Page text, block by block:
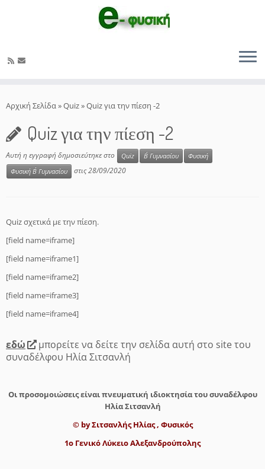
στο
Αρχική Σελίδα»Quiz»Quiz για την πίεση -2
Quiz για την πίεση -2
Αυτή η εγγραφή δημοσιεύτηκε στο Quiz Β΄ Γυμνασίου
Φυσική
Φυσική Β΄ Γυμνασίου
στις28/09/2020
Quiz σχετικά με την πίεση.
[field name=iframe]
[field name=iframe1]
[field name=iframe2]
[field name=iframe3]
[field name=iframe4]
εδώ
μπορείτε να δείτε την σελίδα αυτή στο site του
συναδέλφου Ηλία Σιτσανλή
Οι προσομοιώσεις είναι πνευματική ιδιοκτησία του συναδέλφου
Ηλία Σιτσανλή
© by Σιτσανλής Ηλίας , Φυσικός
1o Γενικό Λύκειο Αλεξανδρούπολης